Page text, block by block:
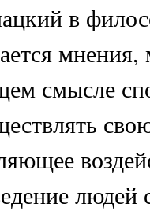
в
мнения,
смысле